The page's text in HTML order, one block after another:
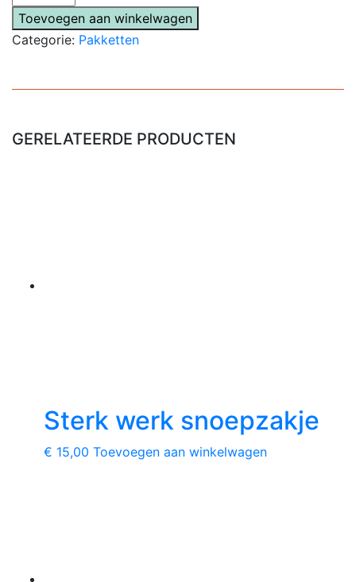
pakketje
aantal
Toevoegen aan winkelwagen
Categorie: Pakketten
GERELATEERDE PRODUCTEN
Sterk werk snoepzakje
€ 15,00 Toevoegen aan winkelwagen